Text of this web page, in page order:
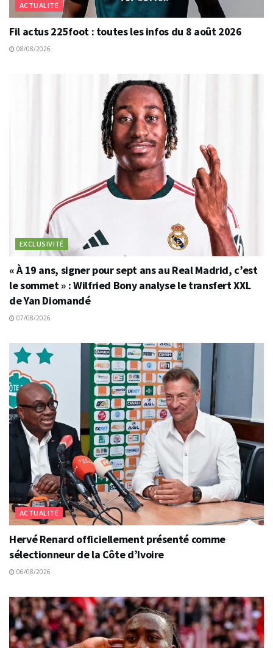
ACTUALITÉ
Fil actus 225foot : toutes les infos du 8 août 2026
08/08/2026
EXCLUSIVITÉ
« À 19 ans, signer pour sept ans au Real Madrid, c’est
le sommet » : Wilfried Bony analyse le transfert XXL
de Yan Diomandé
07/08/2026
ACTUALITÉ
Hervé Renard officiellement présenté comme
sélectionneur de la Côte d’Ivoire
06/08/2026